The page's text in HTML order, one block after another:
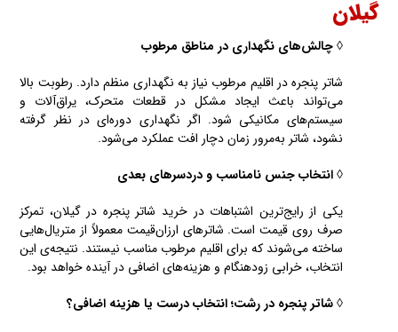
گیلان
◊ چالش‌های نگهداری در مناطق مرطوب
شاتر پنجره در اقلیم مرطوب نیاز به نگهداری منظم دارد. رطوبت بالا
می‌تواند باعث ایجاد مشکل در قطعات متحرک، یراق‌آلات و
سیستم‌های مکانیکی شود. اگر نگهداری دوره‌ای در نظر گرفته
نشود، شاتر به‌مرور زمان دچار افت عملکرد می‌شود.
◊ انتخاب جنس نامناسب و دردسرهای بعدی
یکی از رایج‌ترین اشتباهات در خرید شاتر پنجره در گیلان، تمرکز
صرف روی قیمت است. شاترهای ارزان‌قیمت معمولاً از متریال‌هایی
ساخته می‌شوند که برای اقلیم مرطوب مناسب نیستند. نتیجه‌ی این
انتخاب، خرابی زودهنگام و هزینه‌های اضافی در آینده خواهد بود.
◊ شاتر پنجره در رشت؛ انتخاب درست یا هزینه اضافی؟